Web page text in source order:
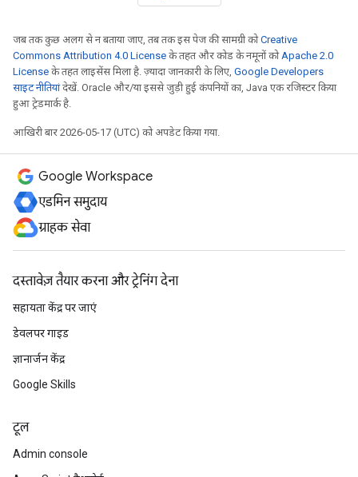
जब तक कुछ अलग से न बताया जाए, तब तक इस पेज की सामग्री कोCreative
Commons Attribution 4.0 License के तहत और कोड के नमूनों को Apache 2.0
License के तहत लाइसेंस मिला है. ज़्यादा जानकारी के लिए, Google Developers
साइट नीतियांदेखें. Oracle और/या इससे जुड़ी हुई कंपनियों का, Java एक रजिस्टर किया
हुआ ट्रेडमार्क है.
आखिरी बार 2026-05-17 (UTC) को अपडेट किया गया.
Google Workspace
एडमिन समुदाय
ग्राहक सेवा
दस्तावेज़ तैयार करना और ट्रेनिंग देना
सहायता केंद्र पर जाएं
डेवलपर गाइड
ज्ञानार्जन केंद्र
Google Skills
टूल
Admin console